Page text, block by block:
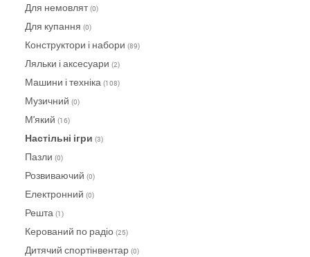
Для немовлят(0)
Для купання (0)
Конструктори і набори (89)
Ляльки і аксесуари (2)
Машини і техніка (108)
Музичний (0)
М'який (16)
Настільні ігри (3)
Пазли (0)
Розвиваючий (0)
Електронний (0)
Решта (1)
Керований по радіо (25)
Дитячий спортінвентар (0)